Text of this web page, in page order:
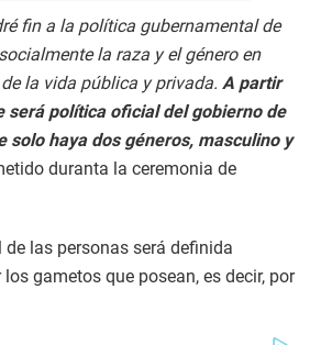
fin a la política gubernamental de
la raza y el género en
la vida pública y privada. A partir
será política oficial del gobierno de
solo haya dos géneros, masculino y
duranta la ceremonia de
las personas será definida
gametos que posean, es decir, por